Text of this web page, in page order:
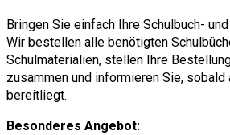
Bringen Sie einfach Ihre Schulbuch-
Wir bestellen alle benötigten
Schulmaterialien, stellen Ihre
zusammen und informieren Sie,
bereitliegt.
Besonderes Angebot: